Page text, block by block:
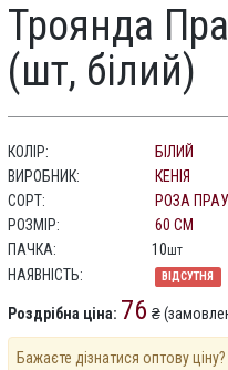
Троянда
(шт, білий)
КОЛІР:
БІЛИЙ
ВИРОБНИК:
КЕНІЯ
СОРТ:
РОЗА
РОЗМІР:
60 СМ
ПАЧКА:
10шт
НАЯВНІСТЬ: ВІДСУТНЯ
Роздрібна ціна: 76 ₴
Бажаєте дізнатися оптову ціну?